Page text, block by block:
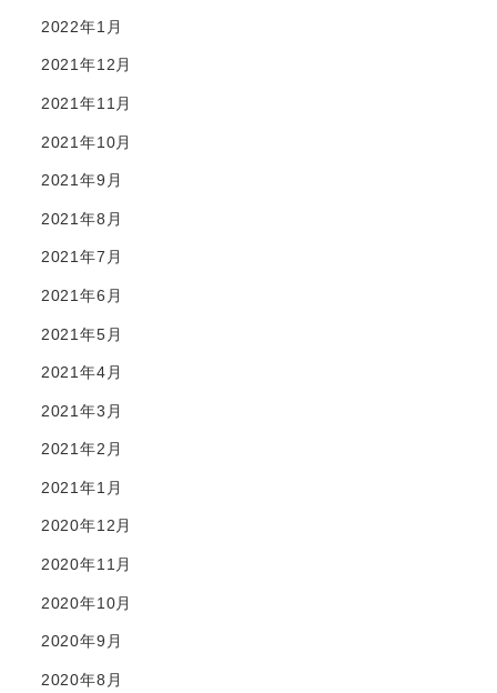
2022年1月
2021年12月
2021年11月
2021年10月
2021年9月
2021年8月
2021年7月
2021年6月
2021年5月
2021年4月
2021年3月
2021年2月
2021年1月
2020年12月
2020年11月
2020年10月
2020年9月
2020年8月